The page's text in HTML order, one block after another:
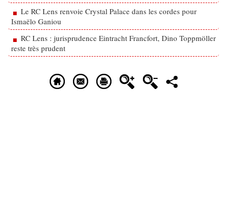
Le RC Lens renvoie Crystal Palace dans les cordes pour
Ismaëlo Ganiou
RC Lens : jurisprudence Eintracht Francfort, Dino Toppmöller
reste très prudent